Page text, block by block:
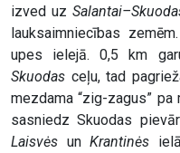
izved uz
lauksaimniecības
upes ielejā. 0,5 km
Skuodas ceļu, tad
mezdama “zig-zagus”
sasniedz Skuodas
Laisvės unKrantinės